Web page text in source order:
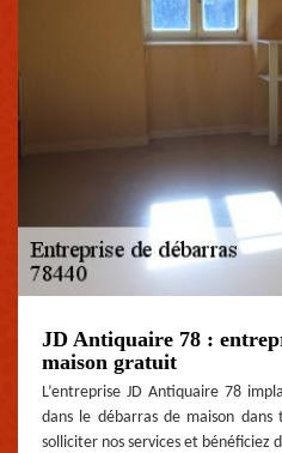
JD Antiquaire 78 :
maison gratuit
L’entreprise JD Antiquaire 78
dans le débarras de maison
solliciter nos services et bénéficiez